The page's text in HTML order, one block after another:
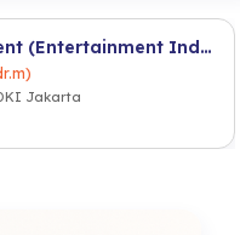
Business Development (Entertainment Industry)
Jakarta